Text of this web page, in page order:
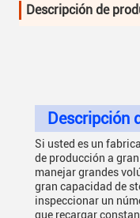
Descripción de
Descripción
Si usted es un
de producción a
manejar grandes
gran capacidad de
inspeccionar un
que recargar